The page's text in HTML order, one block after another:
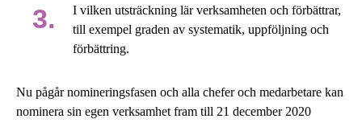
I vilken utsträckning lär verksamheten och förbättrar,
till exempel graden av systematik, uppföljning och
förbättring.
Nu pågår nomineringsfasen och alla chefer och medarbetare kan
nominera sin egen verksamhet fram till 21 december 2020